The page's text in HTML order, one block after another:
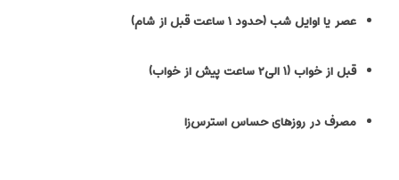
عصر یا اوایل شب (حدود ۱ساعت قبل از شام)
قبل از خواب (۱ الی۲ ساعت پیش از خواب)
مصرف در روزهای حساس استرس‌زا